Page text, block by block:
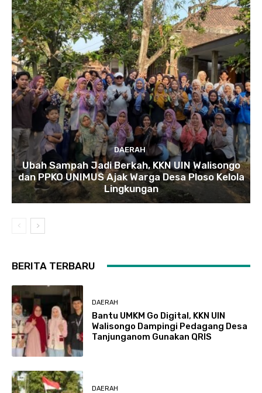
DAERAH
Ubah Sampah Jadi Berkah, KKN UIN Walisongo
dan PPKO UNIMUS Ajak Warga Desa Ploso Kelola
Lingkungan
BERITA TERBARU
DAERAH
Bantu UMKM Go Digital, KKN UIN
Walisongo Dampingi Pedagang Desa
Tanjunganom Gunakan QRIS
DAERAH